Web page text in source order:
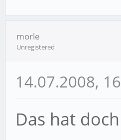
morle
Unregistered
14.07.2008,
Das hat